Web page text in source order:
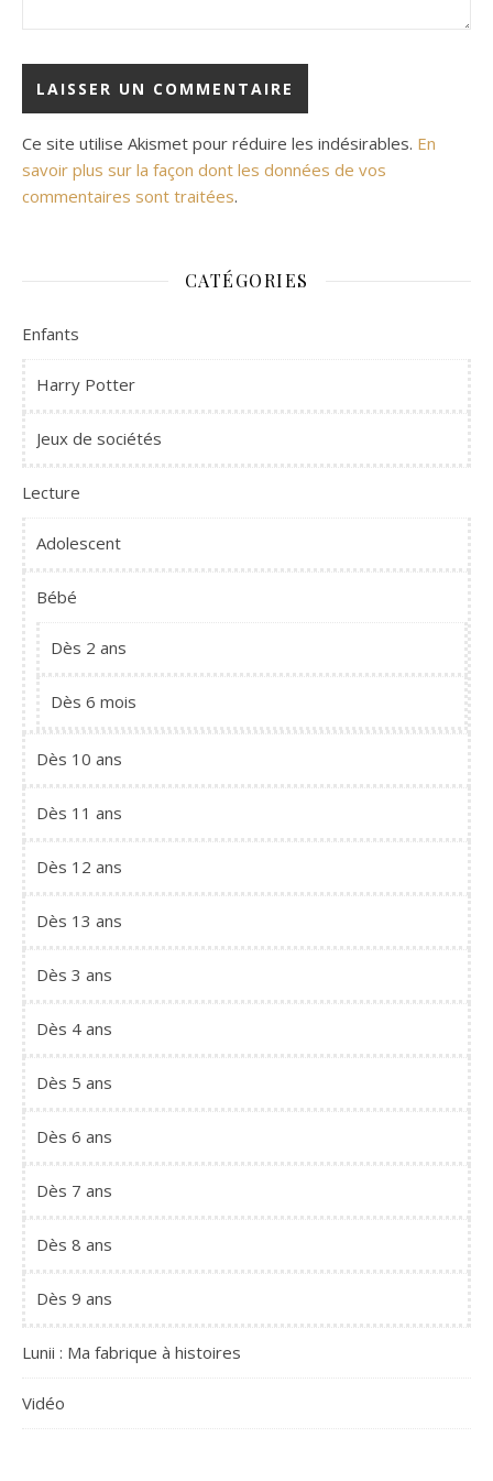
Ce site utilise Akismet pour réduire les indésirables. En
savoir plus sur la façon dont les données de vos
commentaires sont traitées.
CATÉGORIES
Enfants
Harry Potter
Jeux de sociétés
Lecture
Adolescent
Bébé
Dès 2 ans
Dès 6 mois
Dès 10 ans
Dès 11 ans
Dès 12 ans
Dès 13 ans
Dès 3 ans
Dès 4 ans
Dès 5 ans
Dès 6 ans
Dès 7 ans
Dès 8 ans
Dès 9 ans
Lunii : Ma fabrique à histoires
Vidéo